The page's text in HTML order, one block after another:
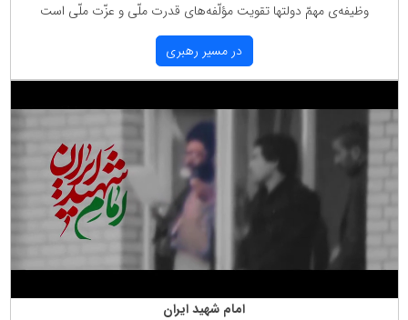
وظیفه‌ی مهمّ دولتها تقویت مؤلّفه‌های قدرت ملّی و عزّت ملّی است
در مسیر رهبری
امام شهید ایران